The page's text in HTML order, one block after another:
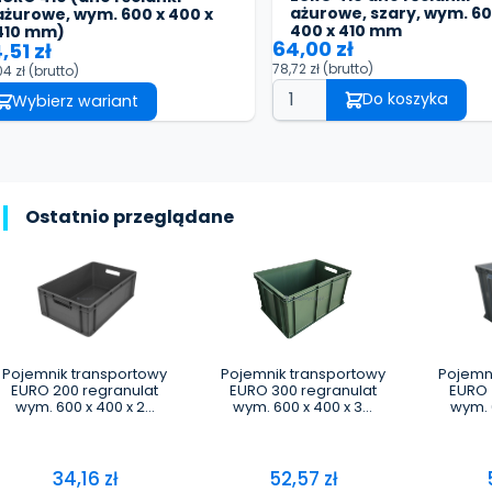
wym. 600 x 400 x
mm)
zł
zł (brutto)
Wybierz wariant
ażurowe, szary, wym.
400 x 410 mm
64,00 zł
78,72 zł (brutto)
Do koszyka